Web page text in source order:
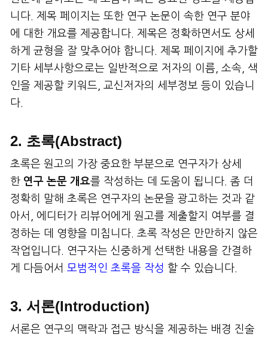
니다. 제목 페이지는 또한 연구 논문이 속한 연구 분야
에 대한 개요를 제공합니다. 제목은 정확하면서도 상세
하게 균형을 잘 맞추어야 합니다. 제목 페이지에 추가할
기타 세부사항으로는 일반적으로 저자의 이름, 소속, 색
인을 제공할 키워드, 교신저자의 세부정보 등이 있습니
다.
2. 초록(Abstract)
초록은 원고의 가장 중요한 부분으로 연구자가 상세
한 연구 논문 개요를 작성하는 데 도움이 됩니다. 좀 더
정확히 말해 초록은 연구자의 논문을 광고하는 것과 같
아서, 에디터가 리뷰어에게 원고를 제출할지 여부를 결
정하는 데 영향을 미칩니다. 초록 작성은 만만하지 않은
작업입니다. 연구자는 신중하게 선택한 내용을 간결하
게 다듬어서 모범적인 초록을 작성 할 수 있습니다.
3. 서론(Introduction)
서론은 연구의 맥락과 접근 방식을 제공하는 배경 진술